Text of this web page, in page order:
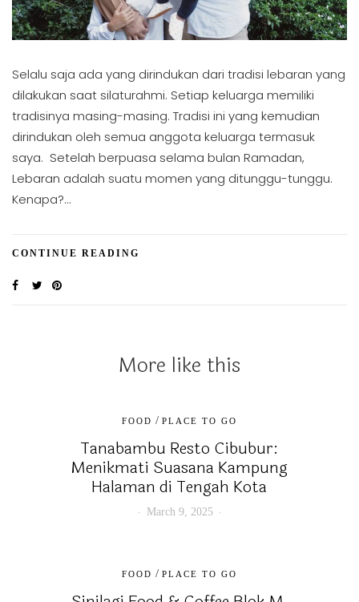
Selalu saja ada yang dirindukan dari tradisi lebaran yang
dilakukan saat silaturahmi. Setiap keluarga memiliki
tradisinya masing-masing. Tradisi ini yang kemudian
dirindukan oleh semua anggota keluarga termasuk
saya. Setelah berpuasa selama bulan Ramadan,
Lebaran adalah suatu momen yang ditunggu-tunggu.
Kenapa?…
CONTINUE READING
More like this
FOOD / PLACE TO GO
Tanabambu Resto Cibubur:
Menikmati Suasana Kampung
Halaman di Tengah Kota
March 9, 2025
FOOD / PLACE TO GO